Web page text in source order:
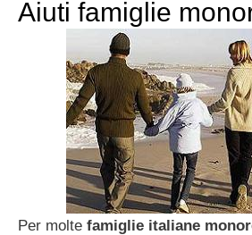
Aiuti famiglie
Per molte famiglie italiane